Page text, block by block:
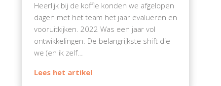
Heerlijk bij de koffie konden we afgelopen
dagen met het team het jaar evalueren en
vooruitkijken. 2022 Was een jaar vol
ontwikkelingen. De belangrijkste shift die
we (en ik zelf…